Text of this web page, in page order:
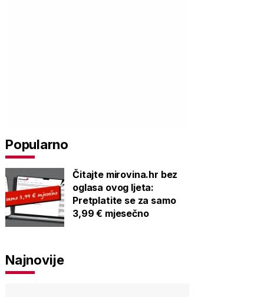
Popularno
Čitajte mirovina.hr bez
oglasa ovog ljeta:
Pretplatite se za samo
3,99 € mjesečno
Najnovije